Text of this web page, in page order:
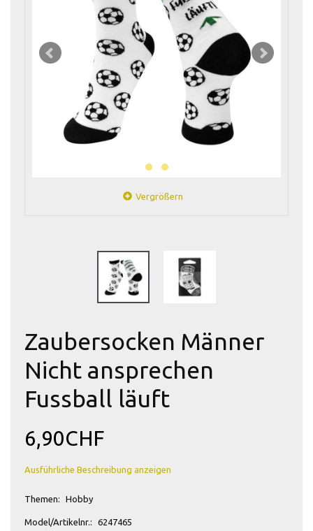
Vergrößern
Zaubersocken Männer
Nicht ansprechen
Fussball läuft
6,90CHF
Ausführliche Beschreibung anzeigen
Themen: Hobby
Model/Artikelnr.: 6247465